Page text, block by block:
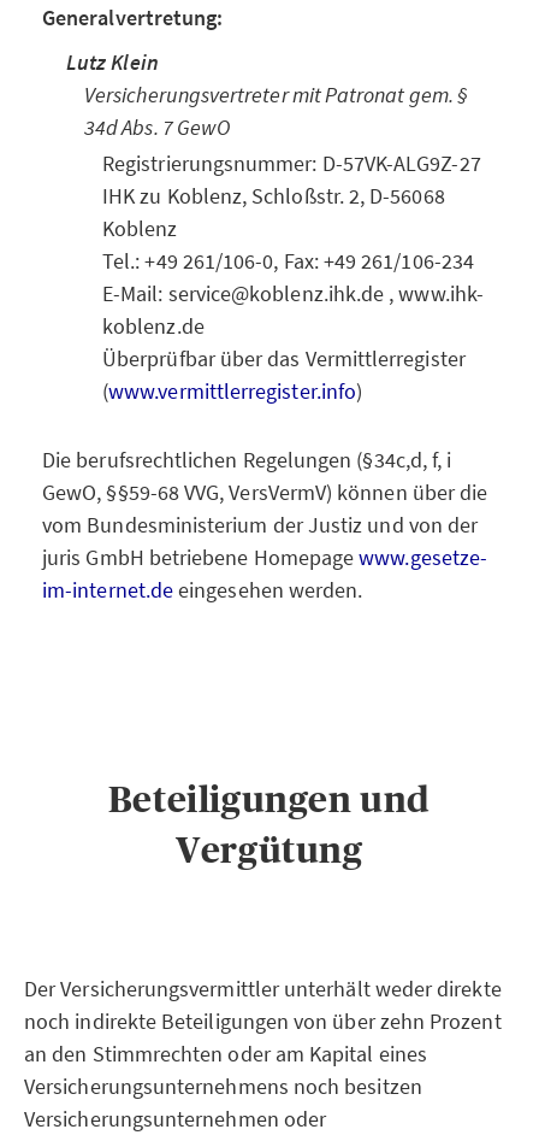
Generalvertretung:
Lutz Klein
Versicherungsvertreter mit Patronat gem. §
34d Abs. 7 GewO
Registrierungsnummer: D-57VK-ALG9Z-27
IHK zu Koblenz, Schloßstr. 2, D-56068
Koblenz
Tel.: +49 261/106-0, Fax: +49 261/106-234
E-Mail: service@koblenz.ihk.de , www.ihk-
koblenz.de
Überprüfbar über das Vermittlerregister
(www.vermittlerregister.info)
Die berufsrechtlichen Regelungen (§34c,d, f, i
GewO, §§59-68 VVG, VersVermV) können über die
vom Bundesministerium der Justiz und von der
juris GmbH betriebene Homepagewww.gesetze-
im-internet.deeingesehen werden.
Beteiligungen und
Vergütung
Der Versicherungsvermittler unterhält weder direkte
noch indirekte Beteiligungen von über zehn Prozent
an den Stimmrechten oder am Kapital eines
Versicherungsunternehmens noch besitzen
Versicherungsunternehmen oder